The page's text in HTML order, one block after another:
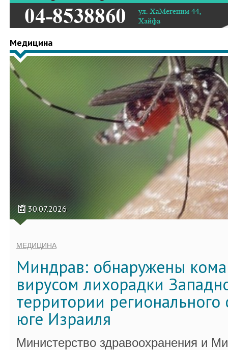
Медицина
30.07.2026
МЕДИЦИНА
Миндрав: обнаружены
вирусом лихорадки
территории регионального
юге Израиля
Министерство здравоохранения и